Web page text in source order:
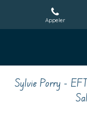
Appeler
Sylvie Porry -